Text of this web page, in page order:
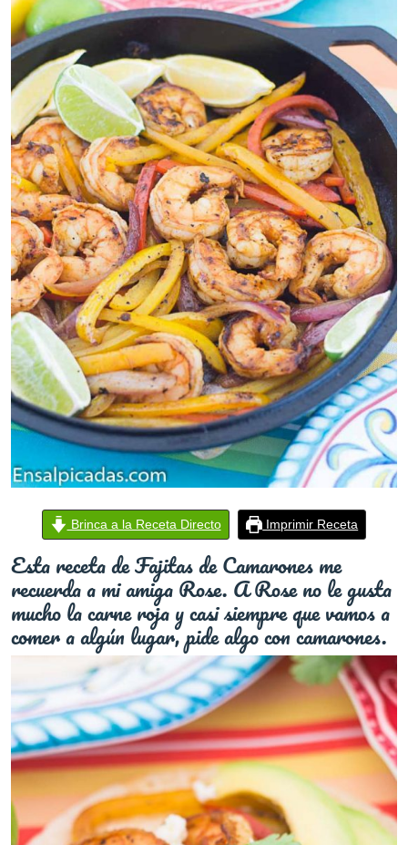
Brinca a la Receta Directo Imprimir Receta
Esta receta de Fajitas de Camarones me
recuerda a mi amiga Rose. A Rose no le gusta
mucho la carne roja y casi siempre que vamos a
comer a algún lugar, pide algo con camarones.